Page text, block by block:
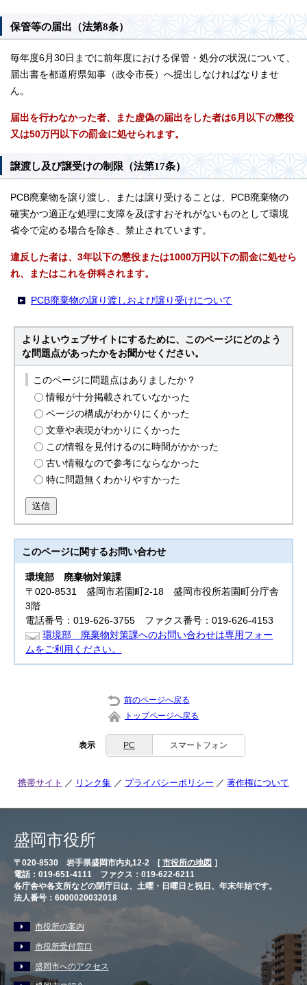
保管等の届出（法第8条）
毎年度6月30日までに前年度における保管・処分の状況について、
届出書を都道府県知事（政令市長）へ提出しなければなりませ
ん。
届出を行わなかった者、また虚偽の届出をした者は6月以下の懲役
又は50万円以下の罰金に処せられます。
譲渡し及び譲受けの制限（法第17条）
PCB廃棄物を譲り渡し、または譲り受けることは、PCB廃棄物の
確実かつ適正な処理に支障を及ぼすおそれがないものとして環境
省令で定める場合を除き、禁止されています。
違反した者は、3年以下の懲役または1000万円以下の罰金に処せら
れ、またはこれを併科されます。
PCB廃棄物の譲り渡しおよび譲り受けについて
よりよいウェブサイトにするために、このページにどのよう
な問題点があったかをお聞かせください。
このページに問題点はありましたか？
情報が十分掲載されていなかった
ページの構成がわかりにくかった
文章や表現がわかりにくかった
この情報を見付けるのに時間がかかった
古い情報なので参考にならなかった
特に問題無くわかりやすかった
送信
このページに関するお問い合わせ
環境部 廃棄物対策課
〒020-8531 盛岡市若園町2-18 盛岡市役所若園町分庁舎
3階
電話番号：019-626-3755 ファクス番号：019-626-4153
環境部 廃棄物対策課へのお問い合わせは専用フォー
ムをご利用ください。
前のページへ戻る
トップページへ戻る
表示 PC スマートフォン
携帯サイト リンク集 プライバシーポリシー 著作権について
盛岡市役所
〒020-8530 岩手県盛岡市内丸12-2 [ 市役所の地図 ］
電話：019-651-4111 ファクス：019-622-6211
各庁舎や各支所などの閉庁日は、土曜・日曜日と祝日、年末年始です。
法人番号：6000020032018
市役所の案内
市役所受付窓口
盛岡市へのアクセス